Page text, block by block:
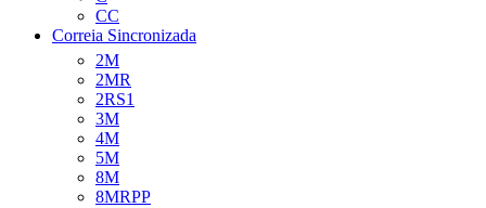
CC
Correia Sincronizada
2M
2MR
2RS1
3M
4M
5M
8M
8MRPP